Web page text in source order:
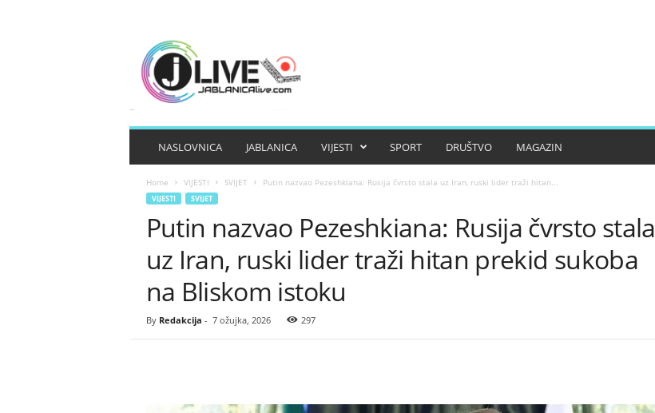
NASLOVNICA JABLANICA VIJESTI SPORT DRUŠTVO MAGAZIN
Home VIJESTI SVIJET Putin nazvao Pezeshkiana: Rusija čvrsto stala uz Iran, ruski lider traži hitan...
VIJESTI SVIJET
Putin nazvao Pezeshkiana: Rusija čvrsto stala
uz Iran, ruski lider traži hitan prekid sukoba
na Bliskom istoku
By Redakcija - 7 ožujka, 2026 297